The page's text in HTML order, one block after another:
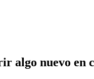
algo nuevo en